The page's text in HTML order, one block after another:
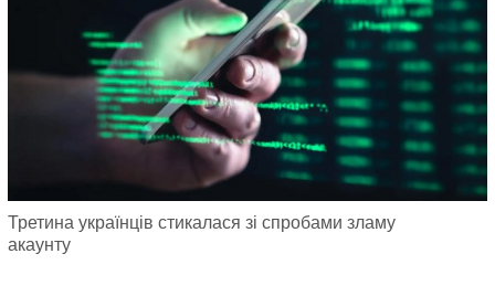
Третина українців стикалася зі спробами зламу
акаунту